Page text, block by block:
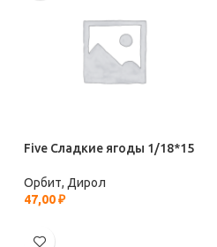
Five Сладкие ягоды 1/18*15
Орбит, Дирол
47,00₽